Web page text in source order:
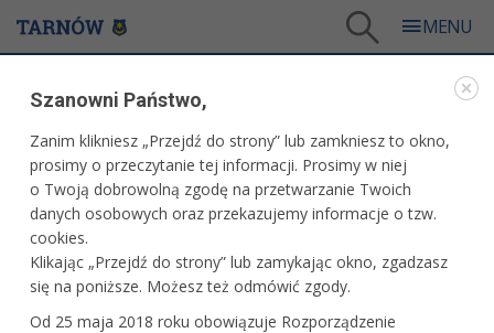
"Nasza Ojczyzna" - przedstawienie w Przedszkolu Publicznym nr 31
WARTO ZOBACZYĆ
"NASZA OJCZYZNA" - PRZEDSTAWIENIE W
PRZEDSZKOLU PUBLICZNYM NR 31
15.11.2018, 13:14 15 listopada 2018 r.fot. Artur Gawle
Szanowni Państwo,
Zanim klikniesz „Przejdź do strony” lub zamkniesz to okno,
prosimy o przeczytanie tej informacji. Prosimy w niej
o Twoją dobrowolną zgodę na przetwarzanie Twoich
danych osobowych oraz przekazujemy informacje o tzw.
cookies.
Klikając „Przejdź do strony” lub zamykając okno, zgadzasz
się na poniższe. Możesz też odmówić zgody.
Od 25 maja 2018 roku obowiązuje Rozporządzenie